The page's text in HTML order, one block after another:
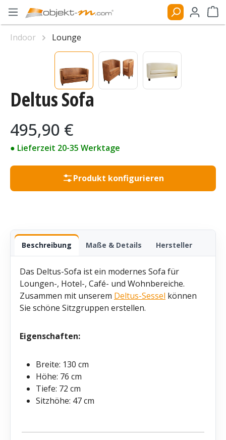
Zum Hauptinhalt springen
Deltus Sofa
Regulärer Preis:
495,90 €
● Lieferzeit 20-35 Werktage
Produkt konfigurieren
Beschreibung Maße & Details Hersteller
Das Deltus-Sofa ist ein modernes Sofa für
Loungen-, Hotel-, Café- und Wohnbereiche.
Zusammen mit unserem Deltus-Sessel können
Sie schöne Sitzgruppen erstellen.
Eigenschaften:
Breite: 130 cm
Höhe: 76 cm
Tiefe: 72 cm
Sitzhöhe: 47 cm
Indoor
Lounge
Bildergalerie überspringen